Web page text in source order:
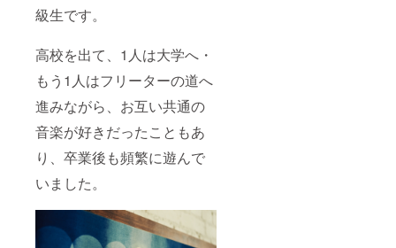
級生です。
高校を出て、1人は大学へ・
もう1人はフリーターの道へ
進みながら、お互い共通の
音楽が好きだったこともあ
り、卒業後も頻繁に遊んで
いました。